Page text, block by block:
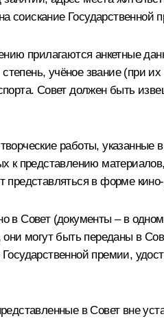
соискание Государственной
прилагаются анкетные
учёное звание (при
Совет должен быть
работы,
к представлению
в форме
Совет (документы – в
могут быть переданы в
премии,
в Совет вне